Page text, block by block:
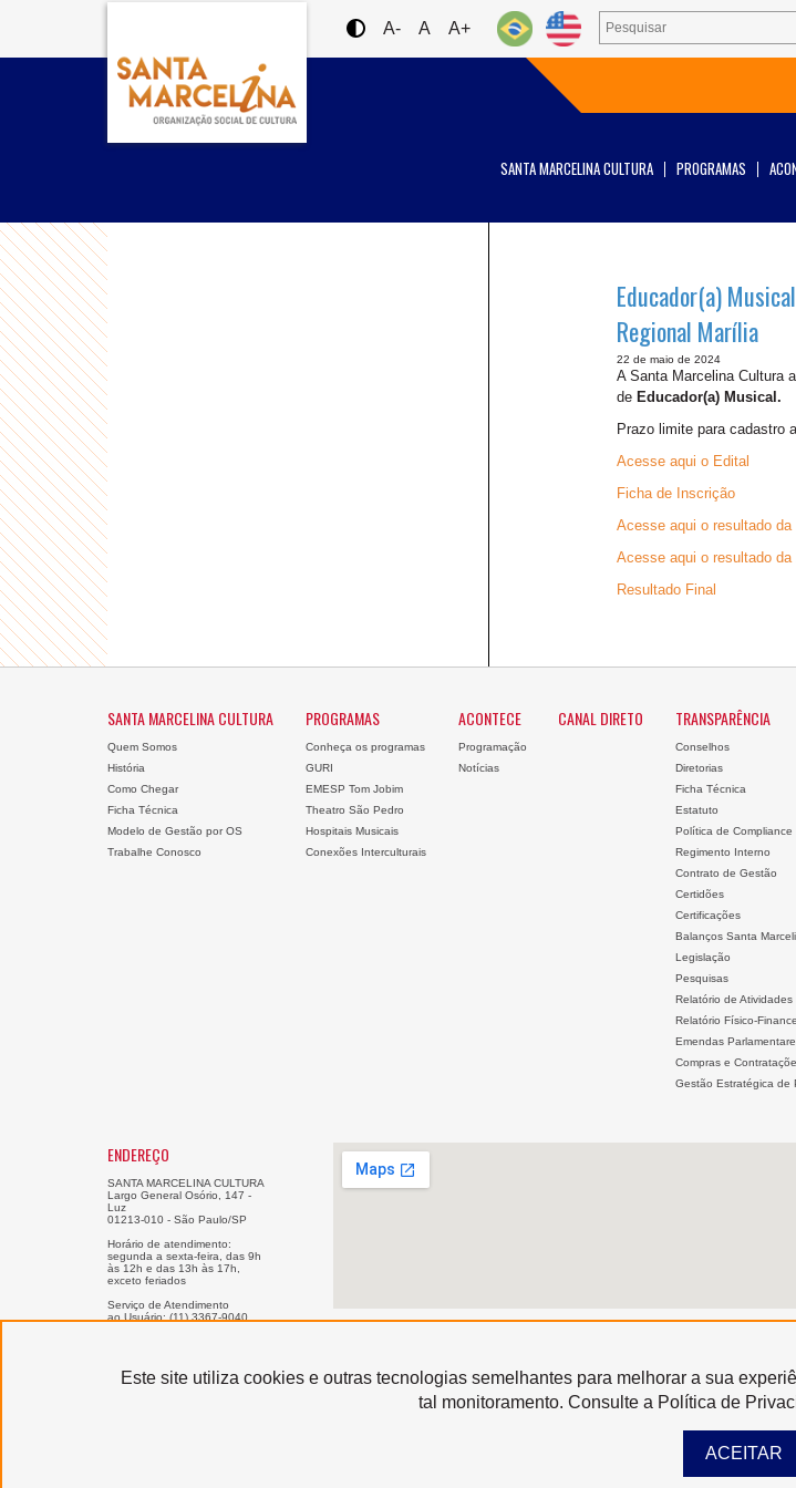
A- A A+
SANTA MARCELINA CULTURA PROGRAMAS
Educador(a)
Regional Marília
22 de maio de 2024
A Santa Marcelina Cultura
de Educador(a) Musical.
Prazo limite para cadastro
Acesse aqui o Edital
Ficha de Inscrição
Acesse aqui o resultado da
Acesse aqui o resultado da
Resultado Final
SANTA MARCELINA CULTURA
Quem Somos
História
Como Chegar
Ficha Técnica
Modelo de Gestão por OS
Trabalhe Conosco
PROGRAMAS
Conheça os programas
GURI
EMESP Tom Jobim
Theatro São Pedro
Hospitais Musicais
Conexões Interculturais
ACONTECE
Programação
Notícias
CANAL DIRETO TRANSPARÊNCIA
Conselhos
Diretorias
Ficha Técnica
Estatuto
Política de Compliance
Regimento Interno
Contrato de Gestão
Certidões
Certificações
Balanços Santa
Legislação
Pesquisas
Relatório de Atividades
Relatório Físico-
Emendas
Compras e
Gestão Estratégica de
ENDEREÇO
SANTA MARCELINA CULTURA
Largo General Osório, 147 -
Luz
01213-010 - São Paulo/SP
Horário de atendimento:
segunda a sexta-feira, das 9h
às 12h e das 13h às 17h,
exceto feriados
Serviço de Atendimento
ao Usuário: (11) 3367-9040
Este site utiliza cookies e outras tecnologias semelhantes para melhorar a sua
tal monitoramento. Consulte a Política de
ACEITAR